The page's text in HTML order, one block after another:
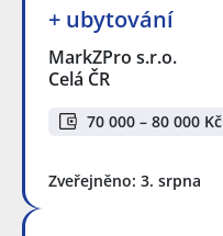
+ ubytování
MarkZPro s.r.o.
Celá ČR
70 000 – 80 000 Kč
Zveřejněno: 3. srpna